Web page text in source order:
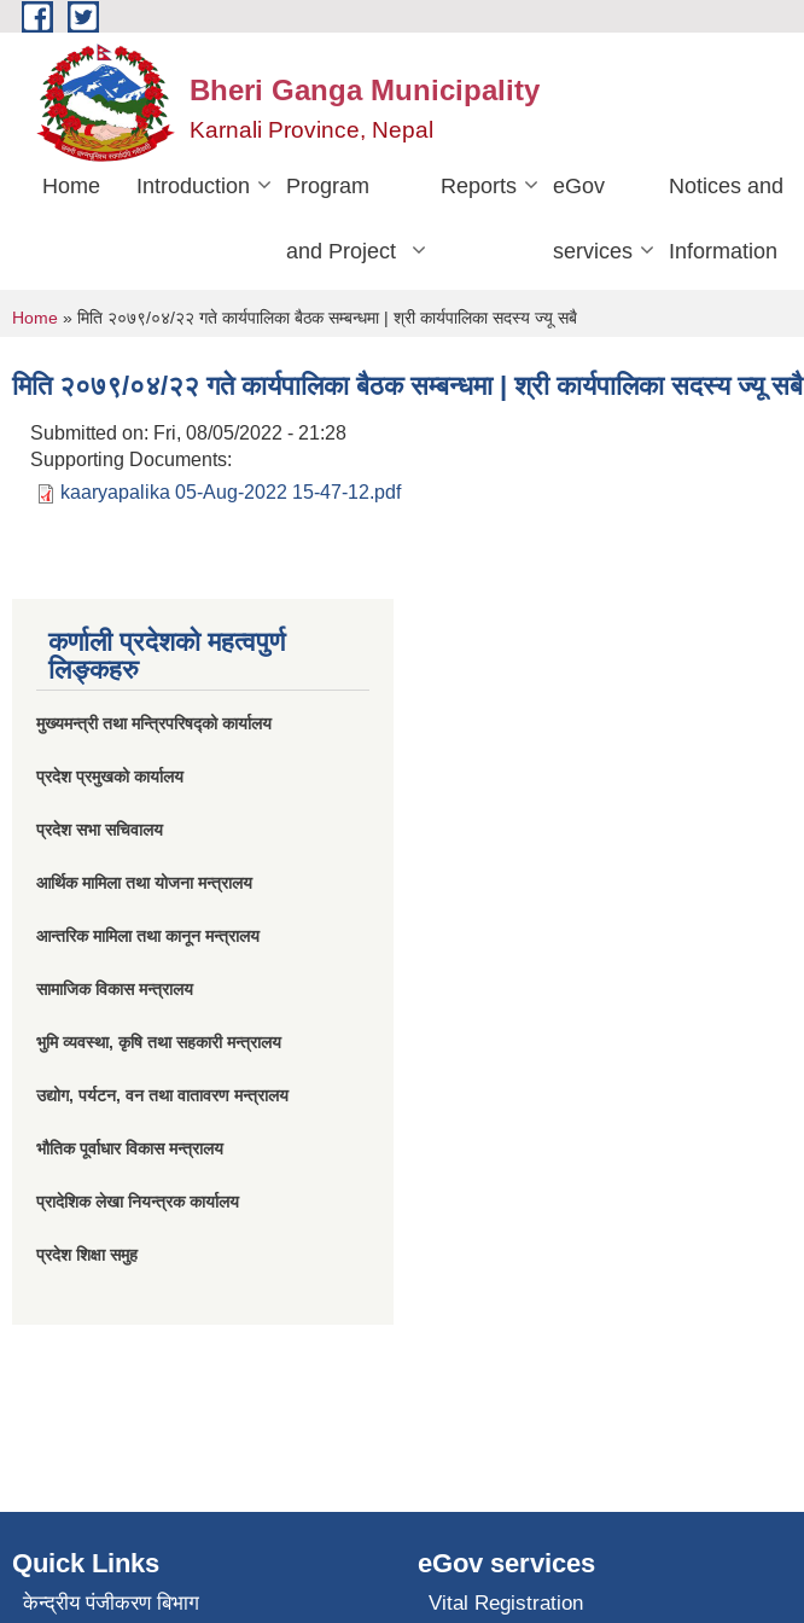
Skip to main content
Bheri Ganga Municipality
Karnali Province, Nepal
Home Introduction Program
and Project
Reports eGov
services
Notices and
Information
You are here
Home » मिति २०७९/०४/२२ गते कार्यपालिका बैठक सम्बन्धमा | श्री कार्यपालिका सदस्य ज्यू सबै
मिति २०७९/०४/२२ गते कार्यपालिका बैठक सम्बन्धमा | श्री कार्यपालिका सदस्य ज्यू सबै
Submitted on: Fri, 08/05/2022 - 21:28
Supporting Documents:
kaaryapalika 05-Aug-2022 15-47-12.pdf
कर्णाली प्रदेशको महत्वपुर्ण
लिङ्कहरु
मुख्यमन्त्री तथा मन्त्रिपरिषद्को कार्यालय
प्रदेश प्रमुखको कार्यालय
प्रदेश सभा सचिवालय
आर्थिक मामिला तथा योजना मन्त्रालय
आन्तरिक मामिला तथा कानून मन्त्रालय
सामाजिक विकास मन्त्रालय
भुमि व्यवस्था, कृषि तथा सहकारी मन्त्रालय
उद्योग, पर्यटन, वन तथा वातावरण मन्त्रालय
भौतिक पूर्वाधार विकास मन्त्रालय
प्रादेशिक लेखा नियन्त्रक कार्यालय
प्रदेश शिक्षा समुह
Quick Links
केन्द्रीय पंजीकरण बिभाग
eGov services
Vital Registration